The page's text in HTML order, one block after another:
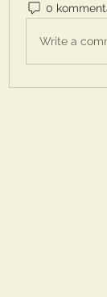
0
Write a